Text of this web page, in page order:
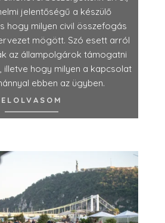
jelentőségű a készülő
hogy milyen civil összefogás
mögött. Szó esett arról
az állampolgárok támogatni
illetve hogy milyen a kapcsolat
ebben az ügyben.
ELOLVASOM